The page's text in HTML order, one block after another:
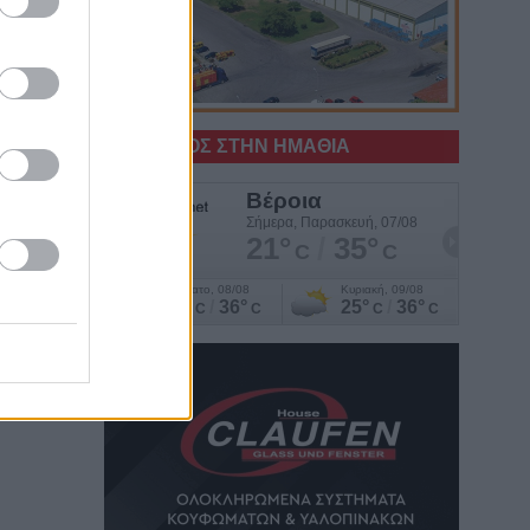
Ο ΚΑΙΡΟΣ ΣΤΗΝ ΗΜΑΘΙΑ